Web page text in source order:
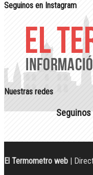
Seguinos en Instagram
Nuestras redes
El Termometro web |